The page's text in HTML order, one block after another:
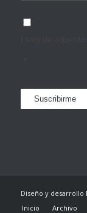
Entidad
Empresa
Consentimiento
Suscribirme
Diseño y desarrollo
Inicio
Archivo